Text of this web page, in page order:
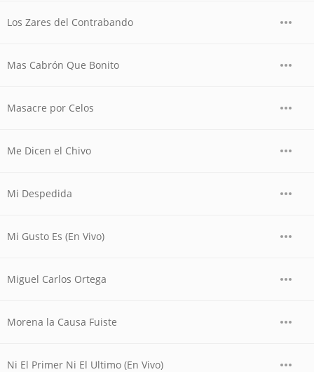
Los Zares del Contrabando
Mas Cabrón Que Bonito
Masacre por Celos
Me Dicen el Chivo
Mi Despedida
Mi Gusto Es (En Vivo)
Miguel Carlos Ortega
Morena la Causa Fuiste
Ni El Primer Ni El Ultimo (En Vivo)